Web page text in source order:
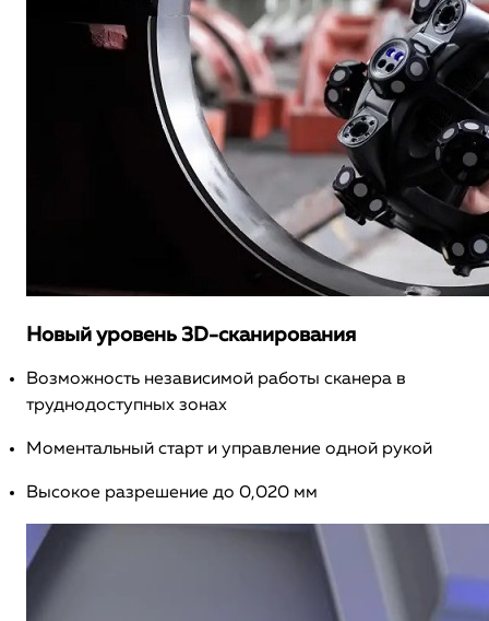
Новый уровень 3D-сканирования
Возможность независимой работы сканера в
труднодоступных зонах
Моментальный старт и управление одной рукой
Высокое разрешение до 0,020 мм